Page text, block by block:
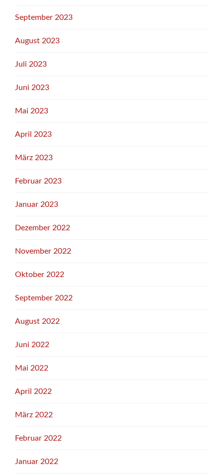
September 2023
August 2023
Juli 2023
Juni 2023
Mai 2023
April 2023
März 2023
Februar 2023
Januar 2023
Dezember 2022
November 2022
Oktober 2022
September 2022
August 2022
Juni 2022
Mai 2022
April 2022
März 2022
Februar 2022
Januar 2022